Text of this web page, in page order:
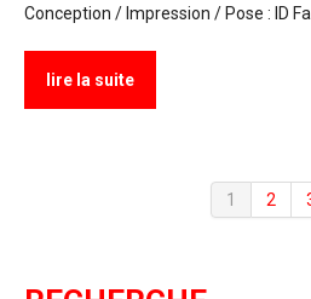
Conception / Impression / Pose : ID
lire la suite
1 2